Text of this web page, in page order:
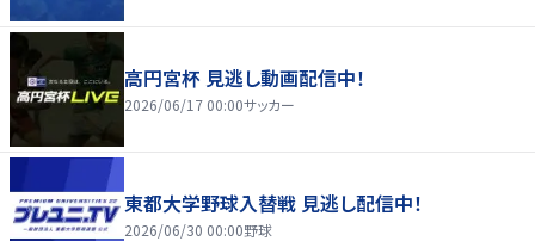
高円宮杯 見逃し動画配信中！
2026/06/17 00:00サッカー
東都大学野球入替戦 見逃し配信中！
2026/06/30 00:00野球